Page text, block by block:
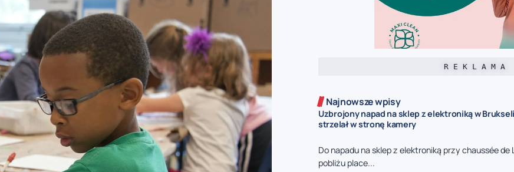
R E K L A M A
Najnowsze wpisy
Uzbrojony napad na sklep z elektroniką w
strzelał w stronę kamery
Do napadu na sklep z elektroniką przy chaussée de
pobliżu place...